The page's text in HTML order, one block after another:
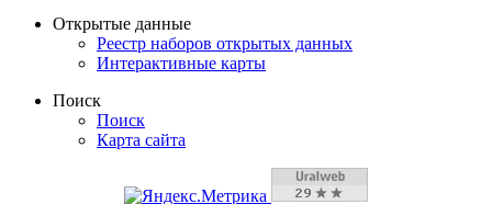
Открытые данные
Реестр наборов открытых данных
Интерактивные карты
Поиск
Поиск
Карта сайта